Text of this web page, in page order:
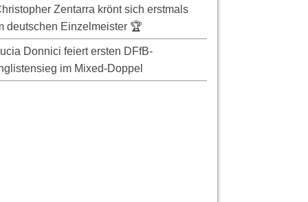
Zentarra krönt sich erstmals
deutschen Einzelmeister 🏆
Donnici feiert ersten DFfB-
im Mixed-Doppel